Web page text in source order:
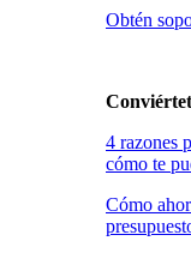
Obtén
4 razones
cómo te
Cómo